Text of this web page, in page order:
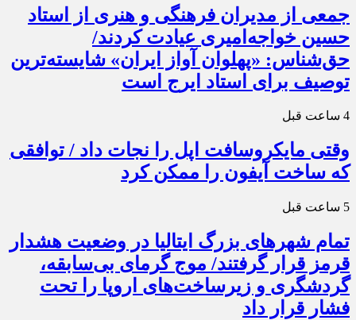
جمعی از مدیران فرهنگی و هنری از استاد
حسین خواجه‌امیری عیادت کردند/
حق‌شناس: «پهلوان آواز ایران» شایسته‌ترین
توصیف برای استاد ایرج است
4 ساعت قبل
وقتی مایکروسافت اپل را نجات داد / توافقی
که ساخت آیفون را ممکن کرد
5 ساعت قبل
تمام شهرهای بزرگ ایتالیا در وضعیت هشدار
قرمز قرار گرفتند/ موج گرمای بی‌سابقه،
گردشگری و زیرساخت‌های اروپا را تحت
فشار قرار داد